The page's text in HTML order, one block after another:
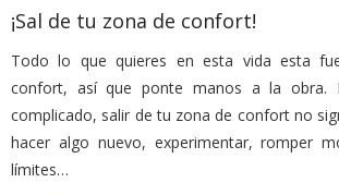
¡Sal de tu zona de confort!
Todo lo que quieres en esta vida esta
confort, así que ponte manos a la obra.
complicado, salir de tu zona de confort no
hacer algo nuevo, experimentar, romper
límites…